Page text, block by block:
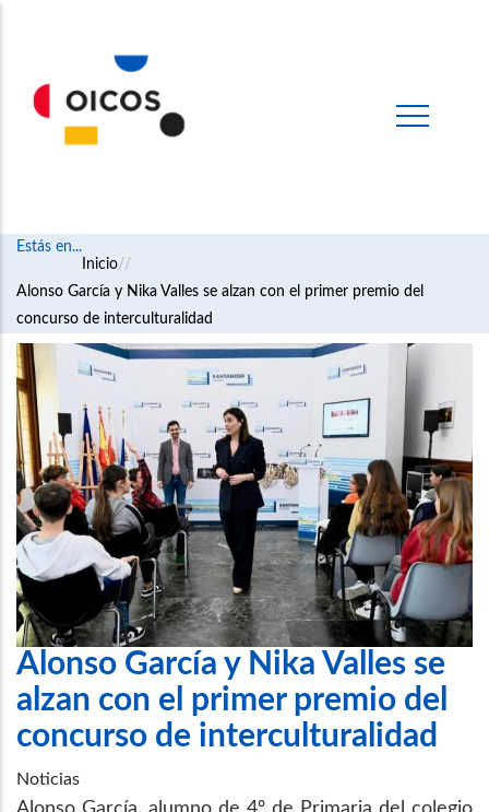
Estás en...
Ruta
de
navegación
Inicio
Alonso García y Nika Valles se alzan con el primer premio del
concurso de interculturalidad
Alonso García y Nika Valles se
alzan con el primer premio del
concurso de interculturalidad
Noticias